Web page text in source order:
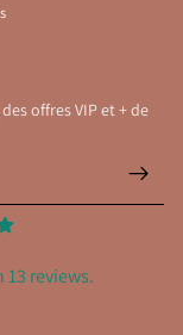
offres VIP et + de
reviews.